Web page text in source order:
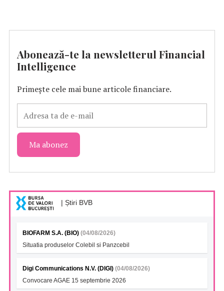
Abonează-te la newsletterul Financial
Intelligence
Primește cele mai bune articole financiare.
| Știri BVB
BIOFARM S.A. (BIO) (04/08/2026)
Situatia produselor Colebil si Panzcebil
Digi Communications N.V. (DIGI) (04/08/2026)
Convocare AGAE 15 septembrie 2026